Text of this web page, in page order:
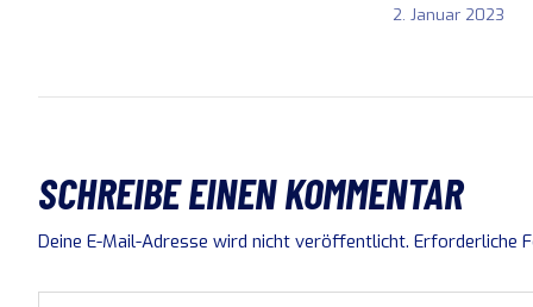
2. Januar 2023
SCHREIBE EINEN KOMMENTAR
Deine E-Mail-Adresse wird nicht veröffentlicht. Erforderliche